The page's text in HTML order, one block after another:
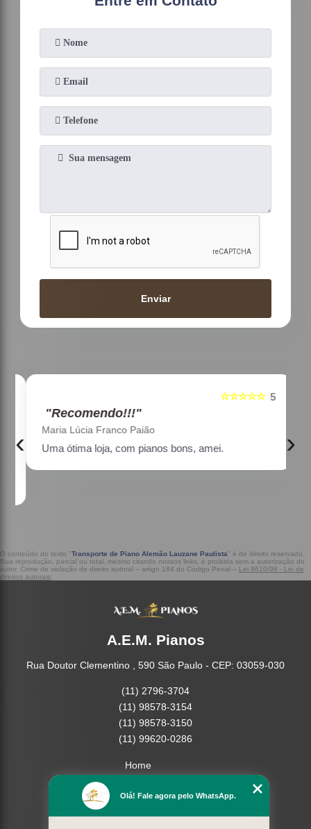
Enviar
5
☆☆☆☆☆
"Recomendo!!!"
Maria Lúcia Franco Paião
Uma ótima loja, com pianos bons, amei.
‹ ›
O conteúdo do texto "Transporte de Piano Alemão Lauzane Paulista" é de direito reservado.
Sua reprodução, parcial ou total, mesmo citando nossos links, é proibida sem a autorização do
autor. Crime de violação de direito autoral – artigo 184 do Código Penal – Lei 9610/98 - Lei de
direitos autorais
A.E.M. Pianos
Rua Doutor Clementino , 590 São Paulo - CEP: 03059-030
(11) 2796-3704
(11) 98578-3154
(11) 98578-3150
(11) 99620-0286
Home
Missão
Olá! Fale agora pelo WhatsApp.